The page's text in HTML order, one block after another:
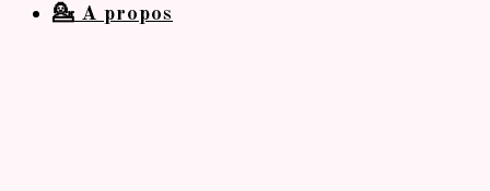
💁 A propos